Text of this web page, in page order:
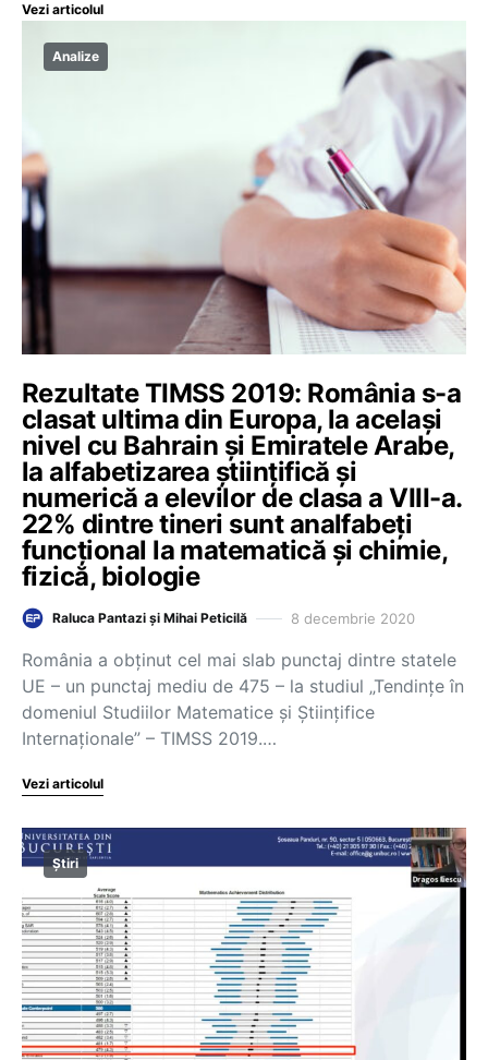
Vezi articolul
Analize
Rezultate TIMSS 2019: România s-a
clasat ultima din Europa, la același
nivel cu Bahrain și Emiratele Arabe,
la alfabetizarea științifică și
numerică a elevilor de clasa a VIII-a.
22% dintre tineri sunt analfabeți
funcțional la matematică și chimie,
fizică, biologie
Raluca Pantazi și Mihai Peticilă 8 decembrie 2020
România a obținut cel mai slab punctaj dintre statele
UE – un punctaj mediu de 475 – la studiul „Tendințe în
domeniul Studiilor Matematice și Științifice
Internaționale” – TIMSS 2019.…
Vezi articolul
Știri